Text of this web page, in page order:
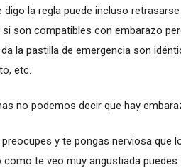
la regla puede incluso
son compatibles con embarazo
la pastilla de emergencia son
etc.
no podemos decir que hay
y te pongas nerviosa que
como te veo muy angustiada